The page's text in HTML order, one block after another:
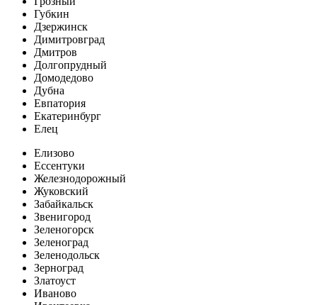
Губкин
Дзержинск
Димитровград
Дмитров
Долгопрудный
Домодедово
Дубна
Евпатория
Екатеринбург
Елец
Елизово
Ессентуки
Железнодорожный
Жуковский
Забайкальск
Звенигород
Зеленогорск
Зеленоград
Зеленодольск
Зерноград
Златоуст
Иваново